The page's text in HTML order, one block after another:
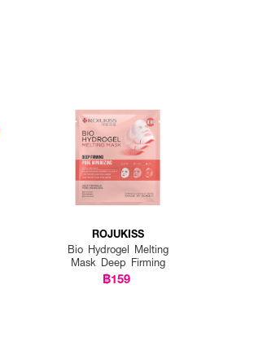
ROJUKISS
Bio Hydrogel Melting
Mask Deep Firming
฿159